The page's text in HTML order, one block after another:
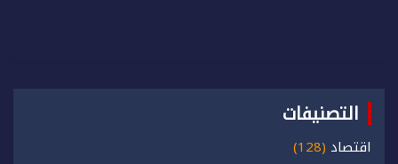
التصنيفات
اقتصاد (128)